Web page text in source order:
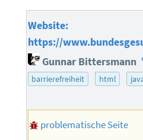
Website:
https://
Gunnar Bittersmann
barrierefreiheit html
problematische Seite